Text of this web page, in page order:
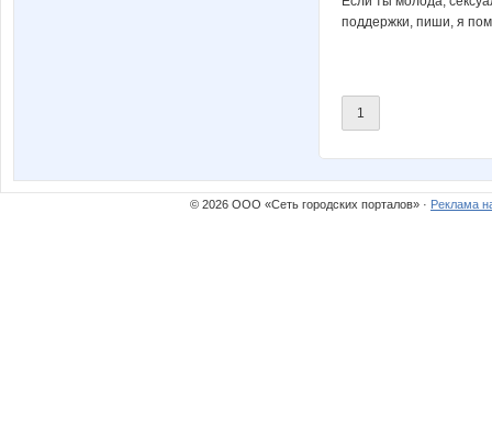
поддержки, пиши, я
1
© 2026 ООО «Сеть городских порталов» · Реклама